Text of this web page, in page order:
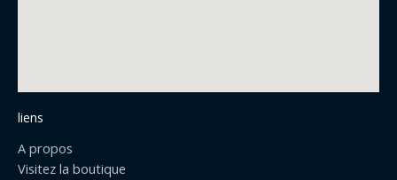
liens
A propos
Visitez la boutique